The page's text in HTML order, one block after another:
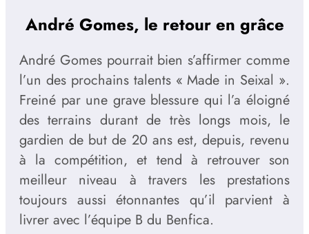
André Gomes, le retour en grâce
André Gomes pourrait bien s’affirmer comme
l’un des prochains talents « Made in Seixal ».
Freiné par une grave blessure qui l’a éloigné
des terrains durant de très longs mois, le
gardien de but de 20 ans est, depuis, revenu
à la compétition, et tend à retrouver son
meilleur niveau à travers les prestations
toujours aussi étonnantes qu’il parvient à
livrer avec l’équipe B du Benfica.